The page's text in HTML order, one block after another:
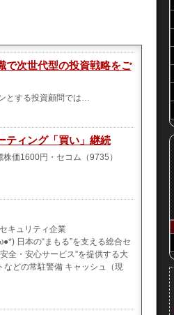
で次世代型の投資戦略をご
とする投資顧問では…
ティング「買い」継続
価1600円・セコム（9735）
キュリティ企業
日本の“まもる”を支える総合セ
全・安心サービス”を提供する大
どの常駐警備 キャッシュ（現